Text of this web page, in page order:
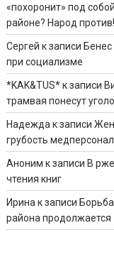
«похоронит» под
районе? Народ против!
Сергей к записи
при социализме
*KAK&TUS*к записи
трамвая понесут
Надеждак записи
грубость
Аноним к записи В
чтения книг
Иринак записи
района продолжается